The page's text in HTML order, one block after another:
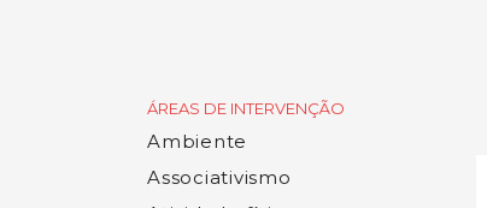
ÁREAS DE INTERVENÇÃO
Ambiente
Associativismo